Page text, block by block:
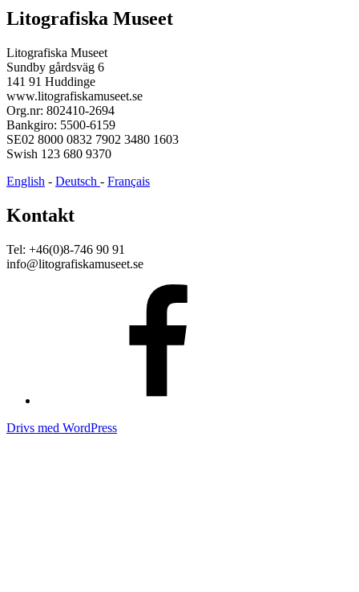
Litografiska Museet
Litografiska Museet
Sundby gårdsväg 6
141 91 Huddinge
www.litografiskamuseet.se
Org.nr: 802410-2694
Bankgiro: 5500-6159
SE02 8000 0832 7902 3480 1603
Swish 123 680 9370
English - Deutsch - Français
Kontakt
Tel: +46(0)8-746 90 91
info@litografiskamuseet.se
Drivs med WordPress